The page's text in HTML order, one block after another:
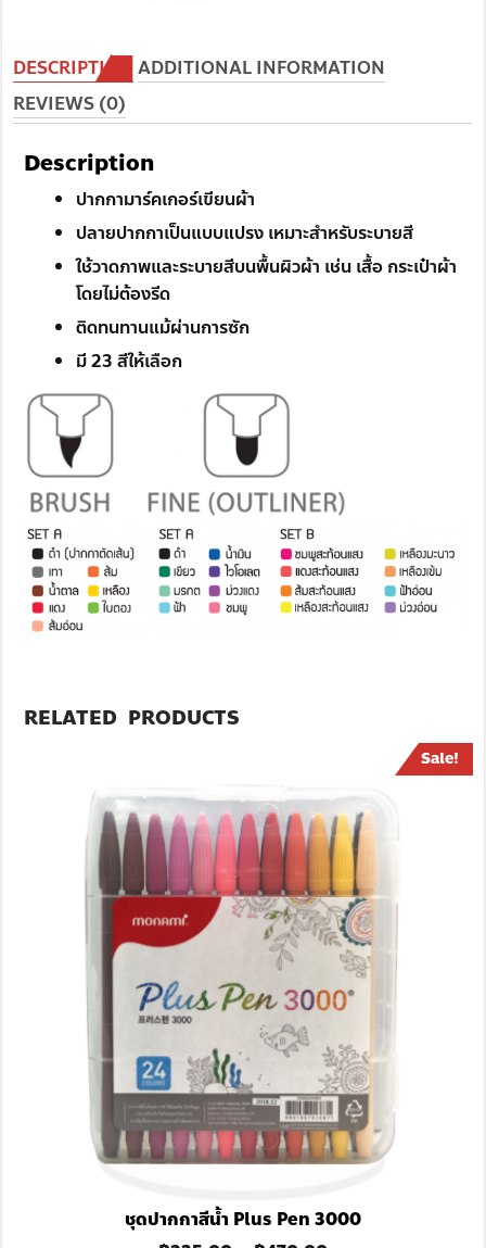
DESCRIPTION
ADDITIONAL INFORMATION
REVIEWS (0)
Description
ปากกามาร์คเกอร์เขียนผ้า
ปลายปากกาเป็นแบบแปรง เหมาะสำหรับระบายสี
ใช้วาดภาพและระบายสีบนพื้นผิวผ้า เช่น เสื้อ กระเป๋าผ้า
โดยไม่ต้องรีด
ติดทนทานแม้ผ่านการซัก
มี 23 สีให้เลือก
RELATED PRODUCTS
Sale!
ชุดปากกาสีน้ำ Plus Pen 3000